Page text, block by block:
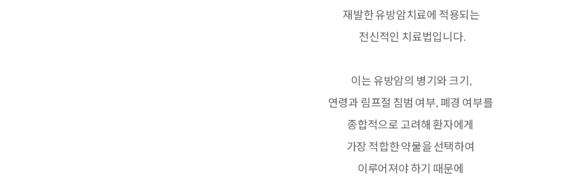
재발한 유방암치료에 적용되는
전신적인 치료법입니다.
이는 유방암의 병기와 크기,
연령과 림프절 침범 여부, 폐경 여부를
종합적으로 고려해 환자에게
가장 적합한 약물을 선택하여
이루어져야 하기 때문에